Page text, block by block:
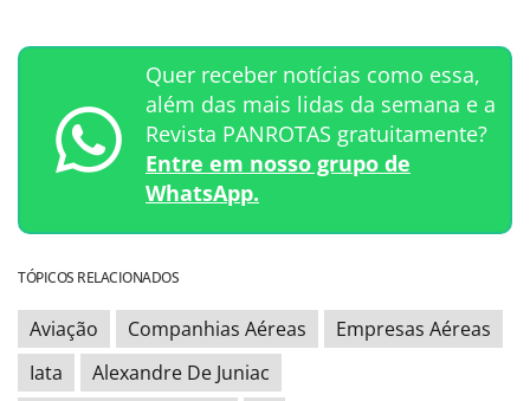
Quer receber notícias como essa,
além das mais lidas da semana e a
Revista PANROTAS gratuitamente?
Entre em nosso grupo de
WhatsApp.
TÓPICOS RELACIONADOS
Aviação Companhias Aéreas
Empresas Aéreas
Iata
Alexandre De Juniac